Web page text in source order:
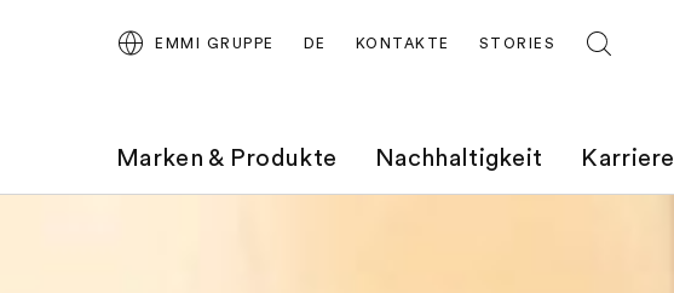
Marken & Produkte Nachhaltigkeit Karriere
EMMI GRUPPE DE KONTAKTE STORIES